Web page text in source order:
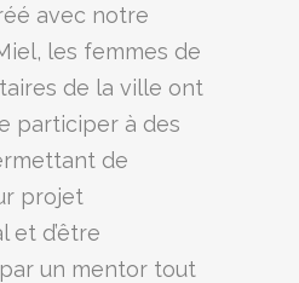
avec notre
les femmes de
de la ville ont
participer à des
de
projet
et d’être
un mentor tout